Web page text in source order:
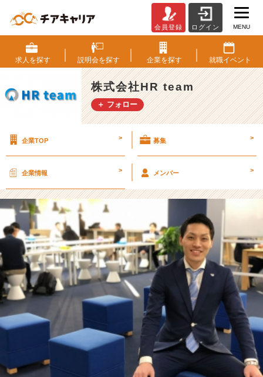
編】
3
0
0％
成
長
【株
社
H
t
e
a
m
の
イ
ラ
イ
会員登録 ログイン MENU
求人を探す 説明会を探す 企業を探す 就職イベント
株式会社HR team
＋ フォロー
企業TOP > 募集 >
企業情報 > メンバー >